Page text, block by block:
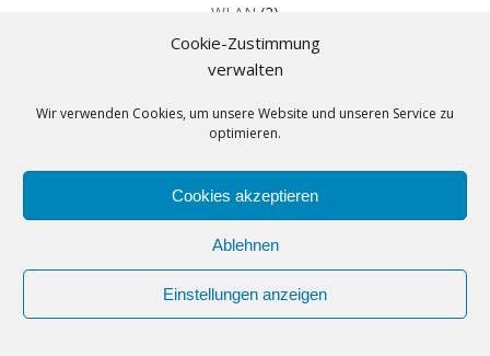
Cookie-Zustimmung
verwalten
Wir verwenden Cookies, um unsere Website und unseren Service zu
optimieren.
Cookies akzeptieren
Ablehnen
Einstellungen anzeigen
WLAN (2)
Z-WAVE(5)
andColibri